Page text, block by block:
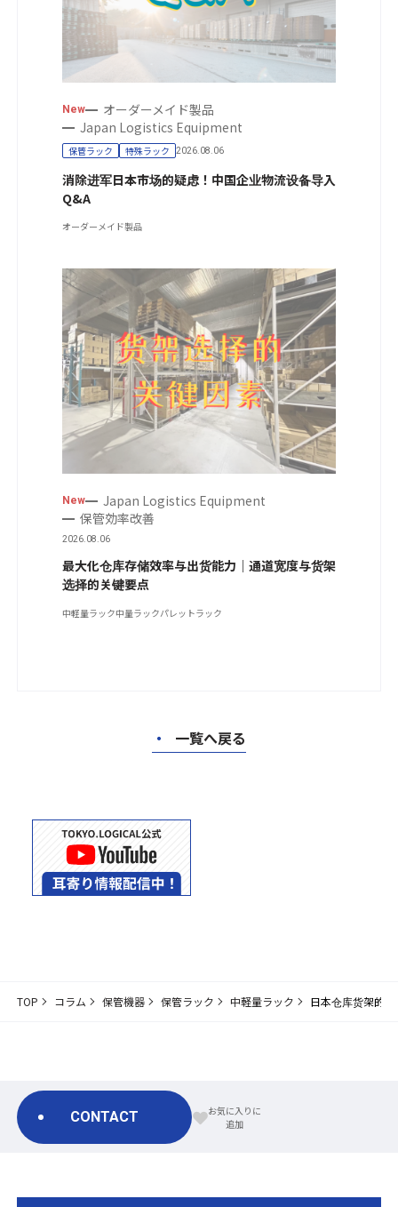
New
オーダーメイド製品
Japan Logistics Equipment
保管ラック 特殊ラック 2026.08.06
消除进军日本市场的疑虑！中国企业物流设备导入
Q&A
オーダーメイド製品
New
Japan Logistics Equipment
保管効率改善
2026.08.06
最大化仓库存储效率与出货能力｜通道宽度与货架
选择的关键要点
中軽量ラック中量ラックパレットラック
・ 一覧へ戻る
TOP コラム 保管機器 保管ラック 中軽量ラック 日本仓库货架的
CONTACT